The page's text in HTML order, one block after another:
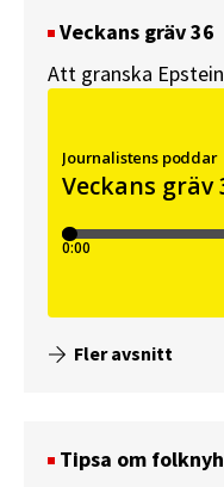
Veckans gräv 36
Att granska
Fler avsnitt
Tipsa om